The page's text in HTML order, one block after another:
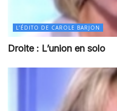
L’ÉDITO DE CAROLE BARJON
Droite : L’union en solo